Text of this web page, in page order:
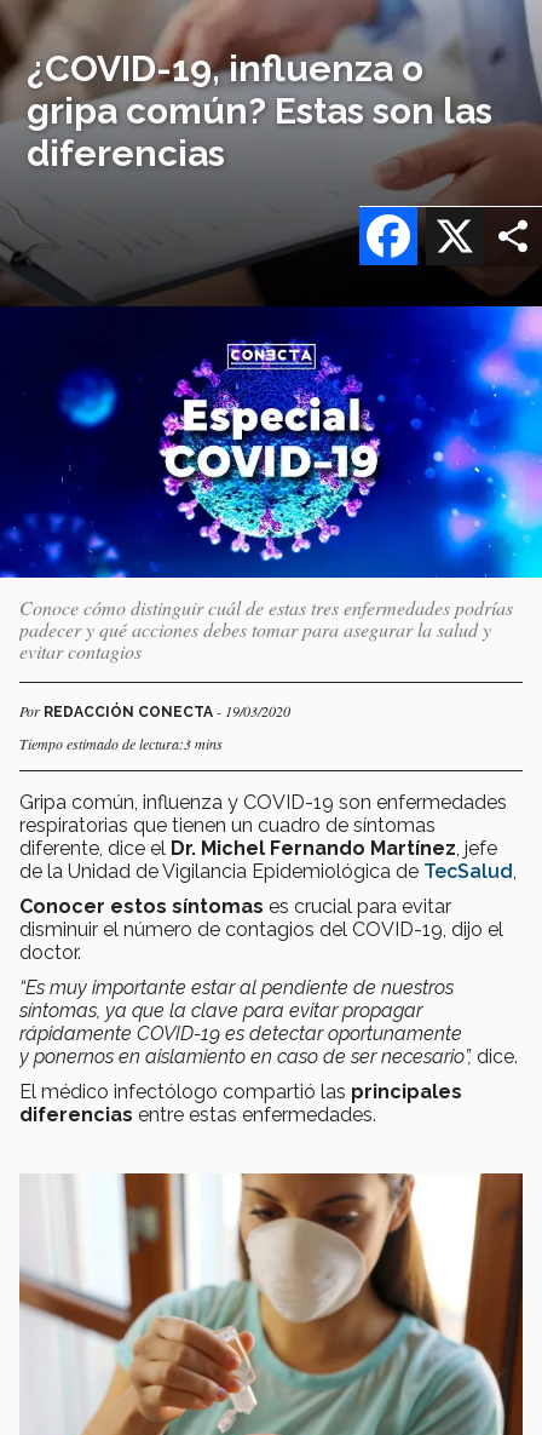
¿COVID-19, influenza o
gripa común? Estas son las
diferencias
X
Facebook
Conoce cómo distinguir cuál de estas tres enfermedades podrías
padecer y qué acciones debes tomar para asegurar la salud y
evitar contagios
Por REDACCIÓN CONECTA - 19/03/2020
Tiempo estimado de lectura:3 mins
Gripa común, influenza y COVID-19 son enfermedades
respiratorias que tienen un cuadro de síntomas
diferente, dice el Dr. Michel Fernando Martínez , jefe
de la Unidad de Vigilancia Epidemiológica de TecSalud
Conocer estos síntomas es crucial para evitar
disminuir el número de contagios del COVID-19, dijo el
doctor.
“Es muy importante estar al pendiente de nuestros
síntomas, ya que la clave para evitar propagar
rápidamente COVID-19 es detectar oportunamente
y ponernos en aislamiento en caso de ser necesario”, dice.
El médico infectólogo compartió las principales
diferencias entre estas enfermedades.